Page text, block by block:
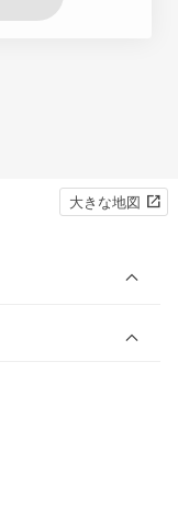
大きな地図